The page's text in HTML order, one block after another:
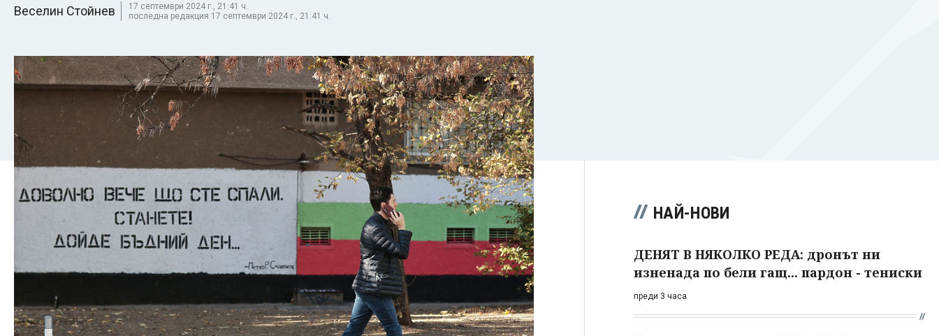
Веселин Стойнев
17 септември 2024 г., 21:41 ч.
последна редакция 17 септември 2024 г., 21:41 ч.
НАЙ-НОВИ
ДЕНЯТ В НЯКОЛКО РЕДА: дронът ни
изненада по бели гащ... пардон - тениски
преди 3 часа